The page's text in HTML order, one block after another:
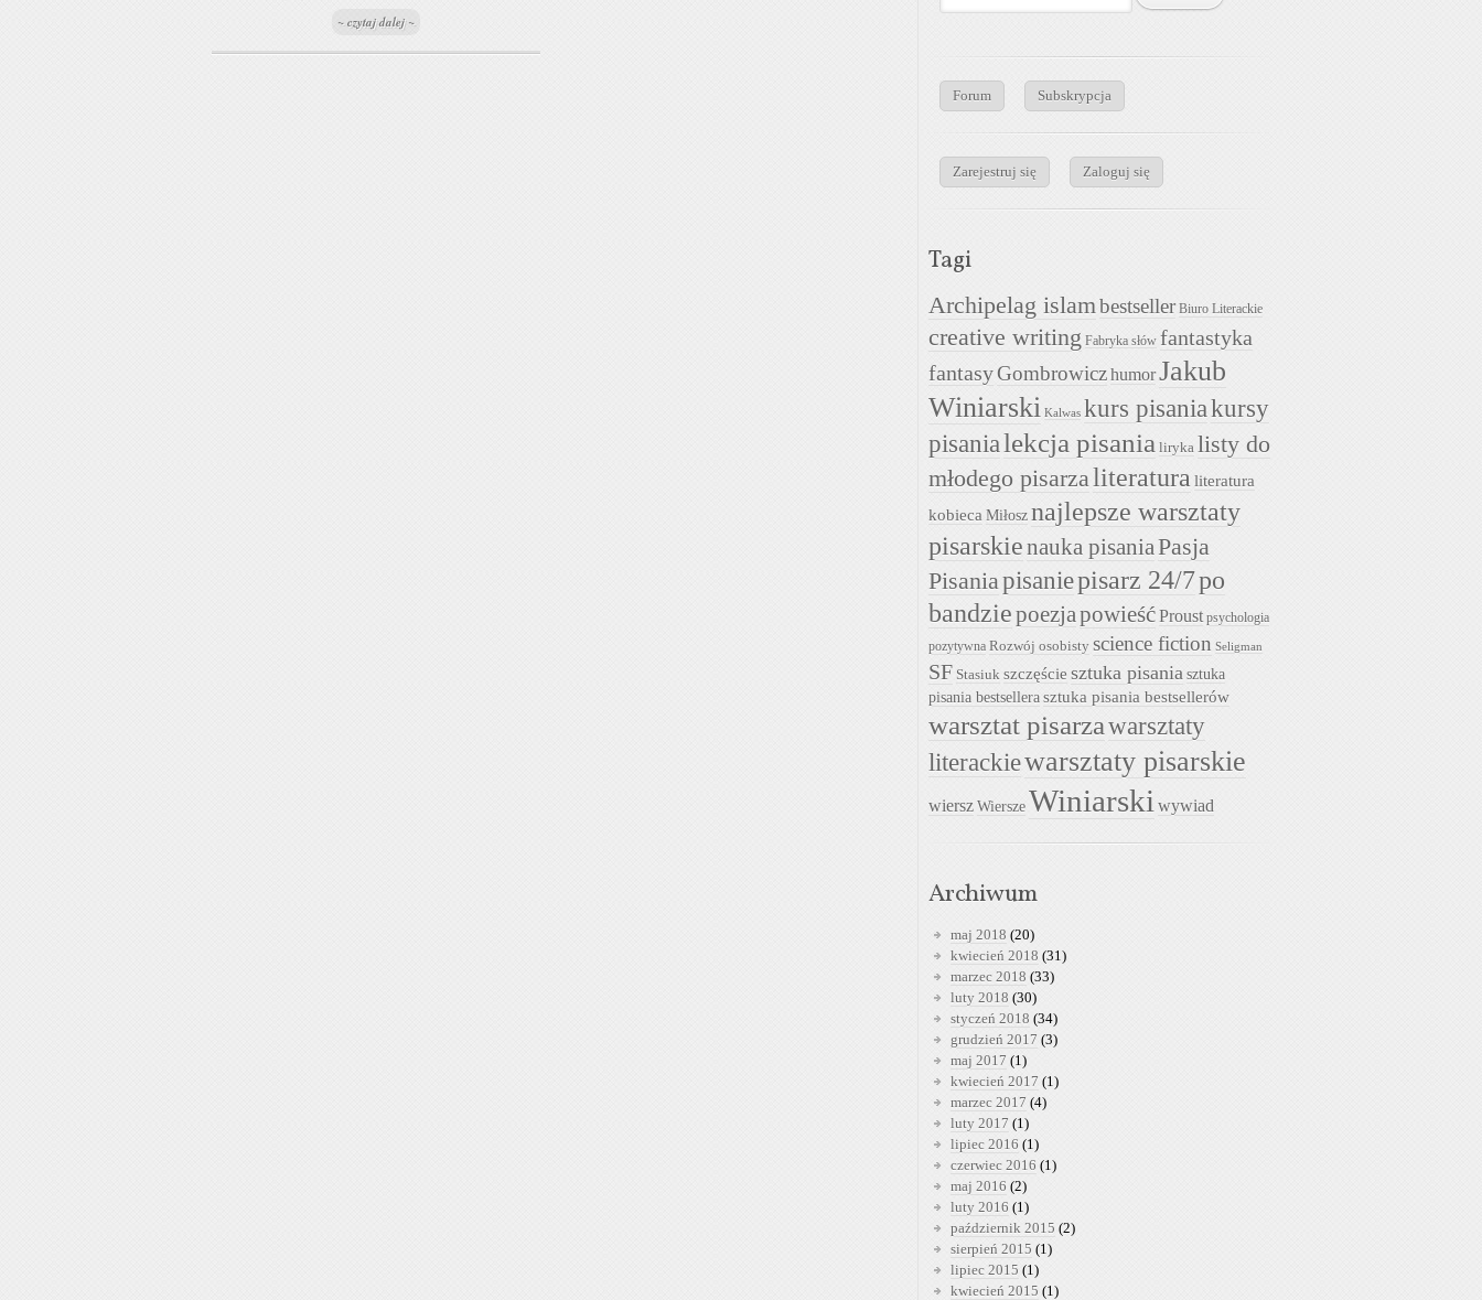
~ czytaj dalej ~
Forum Subskrypcja
Zarejestruj się Zaloguj się
Tagi
Archipelag islambestseller Biuro Literackie
creative writing Fabryka słów fantastyka
fantasyGombrowiczhumorJakub
Winiarski Kalwas kurs pisaniakursy
pisanialekcja pisania liryka listy do
młodego pisarzaliteratura literatura
kobieca Miłosz najlepsze warsztaty
pisarskienauka pisaniaPasja
Pisaniapisaniepisarz 24/7po
bandziepoezjapowieśćProust psychologia
pozytywna Rozwój osobisty science fiction Seligman
SF Stasiuk szczęście sztuka pisania sztuka
pisania bestsellera sztuka pisania bestsellerów
warsztat pisarzawarsztaty
literackiewarsztaty pisarskie
wierszWierszeWiniarski wywiad
Archiwum
maj 2018 (20)
kwiecień 2018 (31)
marzec 2018 (33)
luty 2018 (30)
styczeń 2018 (34)
grudzień 2017 (3)
maj 2017 (1)
kwiecień 2017 (1)
marzec 2017 (4)
luty 2017 (1)
lipiec 2016 (1)
czerwiec 2016 (1)
maj 2016 (2)
luty 2016 (1)
październik 2015 (2)
sierpień 2015 (1)
lipiec 2015 (1)
kwiecień 2015 (1)